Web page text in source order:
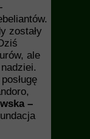
zostały
ale
–